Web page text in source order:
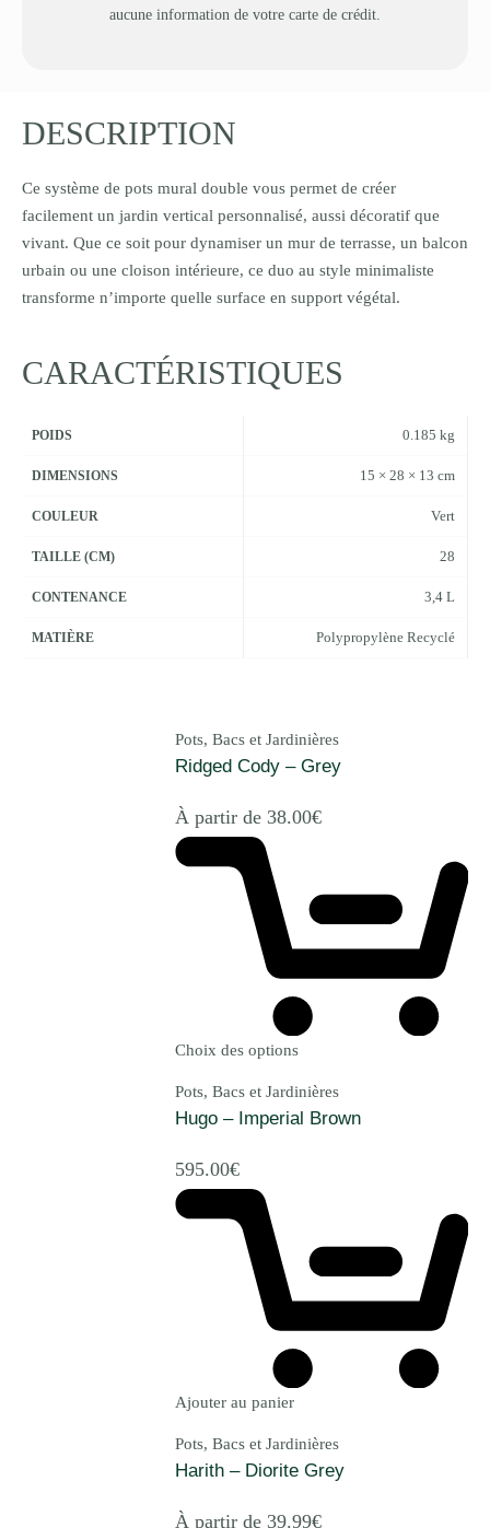
aucune information de votre carte de crédit.
DESCRIPTION
Ce système de pots mural double vous permet de créer
facilement un jardin vertical personnalisé, aussi décoratif que
vivant. Que ce soit pour dynamiser un mur de terrasse, un balcon
urbain ou une cloison intérieure, ce duo au style minimaliste
transforme n’importe quelle surface en support végétal.
CARACTÉRISTIQUES
POIDS 0.185 kg
DIMENSIONS 15 × 28 × 13 cm
COULEUR Vert
TAILLE (CM) 28
CONTENANCE 3,4 L
MATIÈRE Polypropylène Recyclé
Pots, Bacs et Jardinières
Ridged Cody – Grey
À partir de 38.00€
Choix des options
Pots, Bacs et Jardinières
Hugo – Imperial Brown
595.00€
Ajouter au panier
Pots, Bacs et Jardinières
Harith – Diorite Grey
À partir de 39.99€